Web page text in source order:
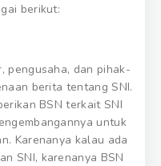
berikut:
pengusaha, dan pihak-
berita tentang SNI.
BSN terkait SNI
untuk
Karenanya kalau ada
SNI, karenanya BSN